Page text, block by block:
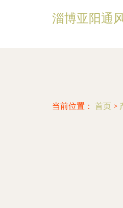
淄博亚阳通
当前位置： 首页 >